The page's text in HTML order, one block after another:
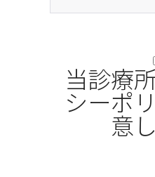
者様に
人情報を
当診療
シーポ
意